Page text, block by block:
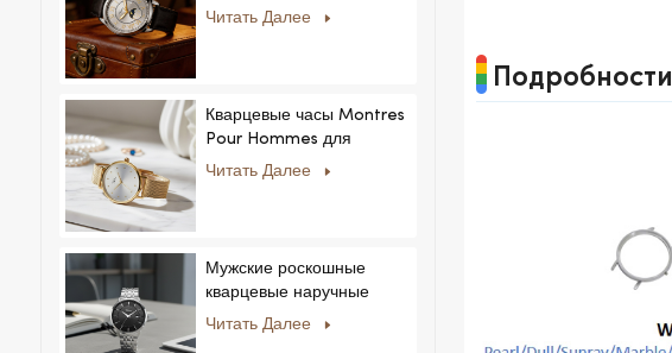
бизнеса, простые и
Читать Далее
Кварцевые часы Montres
Pour Hommes для
мужчин и женщин,
стразами, новый
специальный циферблат.
Читать Далее
Мужские роскошные
кварцевые наручные
часы с ремешком из
Читать Далее
Подробности